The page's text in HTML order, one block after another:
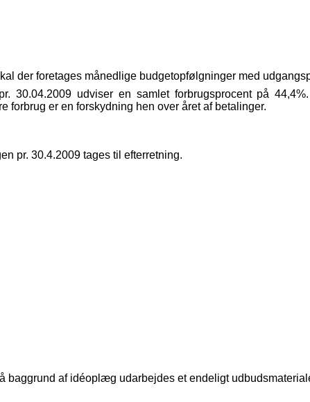
der foretages månedlige budgetopfølgninger med
30.04.2009 udviser en samlet forbrugsprocent på
forbrug er en forskydning hen over året af betalinger.
pr. 30.4.2009 tages til efterretning.
baggrund af idéoplæg udarbejdes et endeligt